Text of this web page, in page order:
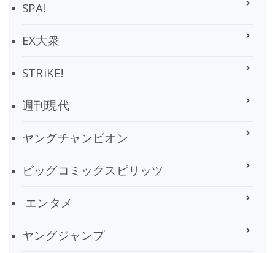
SPA!
EX大衆
STRiKE!
週刊現代
ヤングチャンピオン
ビッグコミックスピリッツ
エンタメ
ヤングジャンプ